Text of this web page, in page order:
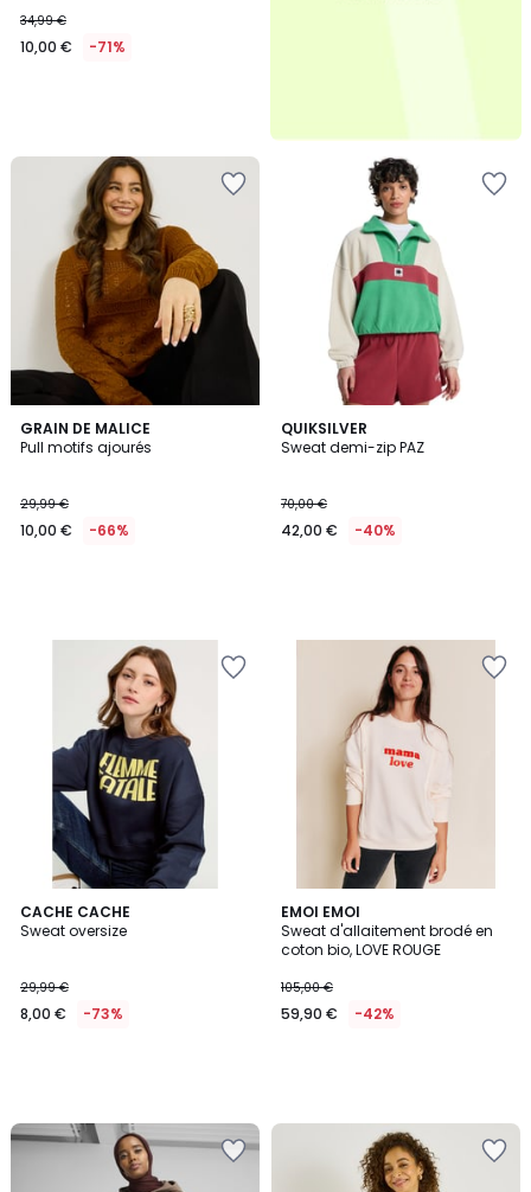
34,99 €
10,00 € -71%
GRAIN DE MALICE
Pull motifs ajourés
29,99 €
10,00 € -66%
QUIKSILVER
Sweat demi-zip PAZ
70,00 €
42,00 € -40%
CACHE CACHE
Sweat oversize
29,99 €
8,00 € -73%
EMOI EMOI
Sweat d'allaitement brodé en
coton bio, LOVE ROUGE
105,00 €
59,90 € -42%